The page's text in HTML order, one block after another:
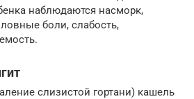
наблюдаются насморк,
боли, слабость,
слизистой гортани) кашель